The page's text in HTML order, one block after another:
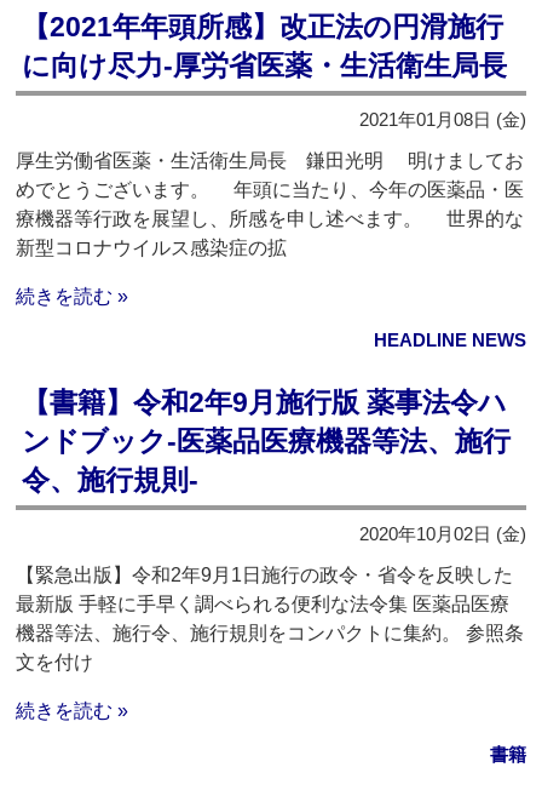
【2021年年頭所感】改正法の円滑施行
に向け尽力‐厚労省医薬・生活衛生局長
2021年01月08日 (金)
厚生労働省医薬・生活衛生局長 鎌田光明 明けましてお
めでとうございます。 年頭に当たり、今年の医薬品・医
療機器等行政を展望し、所感を申し述べます。 世界的な
新型コロナウイルス感染症の拡
続きを読む »
HEADLINE NEWS
【書籍】令和2年9月施行版 薬事法令ハ
ンドブック‐医薬品医療機器等法、施行
令、施行規則‐
2020年10月02日 (金)
【緊急出版】令和2年9月1日施行の政令・省令を反映した
最新版 手軽に手早く調べられる便利な法令集 医薬品医療
機器等法、施行令、施行規則をコンパクトに集約。 参照条
文を付け
続きを読む »
書籍